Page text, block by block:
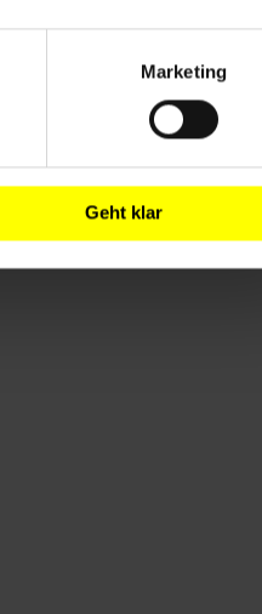
Marketing
Geht klar